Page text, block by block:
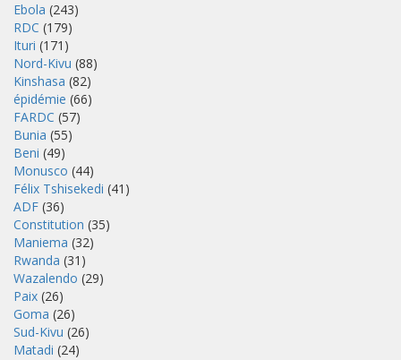
Ebola (243)
RDC (179)
Ituri (171)
Nord-Kivu (88)
Kinshasa (82)
épidémie (66)
FARDC (57)
Bunia (55)
Beni (49)
Monusco (44)
Félix Tshisekedi (41)
ADF (36)
Constitution (35)
Maniema (32)
Rwanda (31)
Wazalendo (29)
Paix (26)
Goma (26)
Sud-Kivu (26)
Matadi (24)